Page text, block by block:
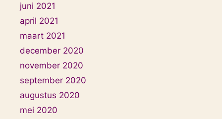
juni 2021
april 2021
maart 2021
december 2020
november 2020
september 2020
augustus 2020
mei 2020